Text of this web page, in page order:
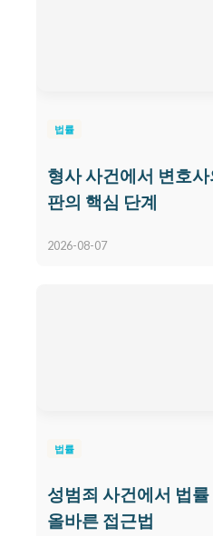
법률
형사 사건에서 변호사
판의 핵심 단계
2026-08-07
법률
성범죄 사건에서 법
올바른 접근법